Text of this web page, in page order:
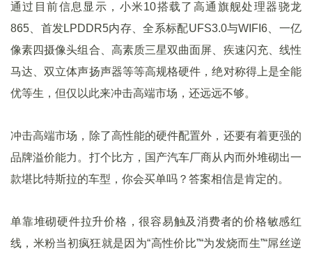
通过目前信息显示，小米10搭载了高通旗舰处理器骁龙
865、首发LPDDR5内存、全系标配UFS3.0与WIFI6、一亿
像素四摄像头组合、高素质三星双曲面屏、疾速闪充、线性
马达、双立体声扬声器等等高规格硬件，绝对称得上是全能
优等生，但仅以此来冲击高端市场，还远远不够。
冲击高端市场，除了高性能的硬件配置外，还要有着更强的
品牌溢价能力。打个比方，国产汽车厂商从内而外堆砌出一
款堪比特斯拉的车型，你会买单吗？答案相信是肯定的。
单靠堆砌硬件拉升价格，很容易触及消费者的价格敏感红
线，米粉当初疯狂就是因为“高性价比”“为发烧而生”“屌丝逆